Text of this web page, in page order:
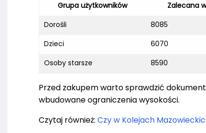
Grupa użytkowników Zalecana
Dorośli
8085
Dzieci
6070
Osoby starsze
8590
Przed zakupem warto sprawdzić
wbudowane ograniczenia wysokości.
Czytaj również: Czy w Kolejach